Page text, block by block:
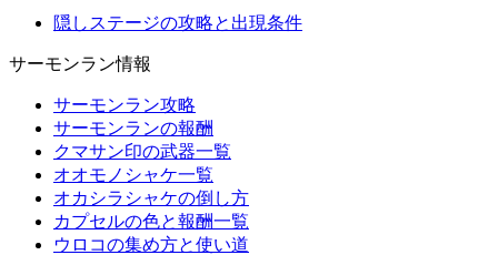
隠しステージの攻略と出現条件
サーモンラン情報
サーモンラン攻略
サーモンランの報酬
クマサン印の武器一覧
オオモノシャケ一覧
オカシラシャケの倒し方
カプセルの色と報酬一覧
ウロコの集め方と使い道